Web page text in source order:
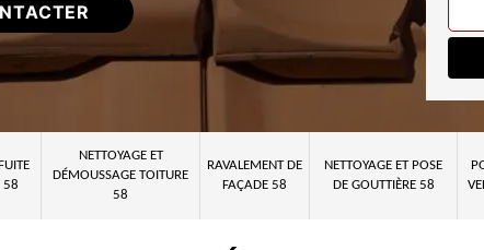
58
NETTOYAGE ET
DÉMOUSSAGE TOITURE
58
RAVALEMENT DE
FAÇADE 58
NETTOYAGE ET POSE
DE GOUTTIÈRE 58